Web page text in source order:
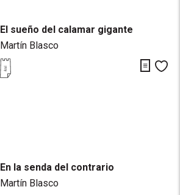
El sueño del calamar gigante
Martín Blasco
En la senda del contrario
Martín Blasco